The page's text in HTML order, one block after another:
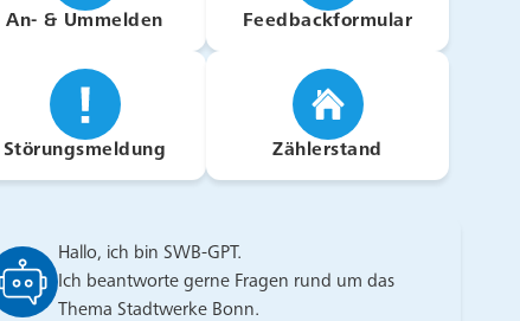
wir uns für den Erhalt und die
Generationen. Unter anderem haben
An- & Ummelden Feedbackformular
Störungsmeldung Zählerstand
Hallo, ich bin SWB-GPT.
Ich beantworte gerne Fragen rund um das
Thema Stadtwerke Bonn.